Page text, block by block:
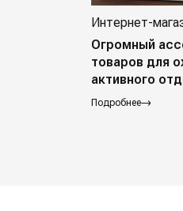
Интернет-
Огромный
товаров для
активного
Подробнее